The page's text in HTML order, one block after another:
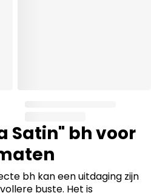
Satin" bh voor
bh kan een uitdaging zijn
buste. Het is